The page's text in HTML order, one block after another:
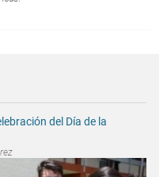
del Día de la